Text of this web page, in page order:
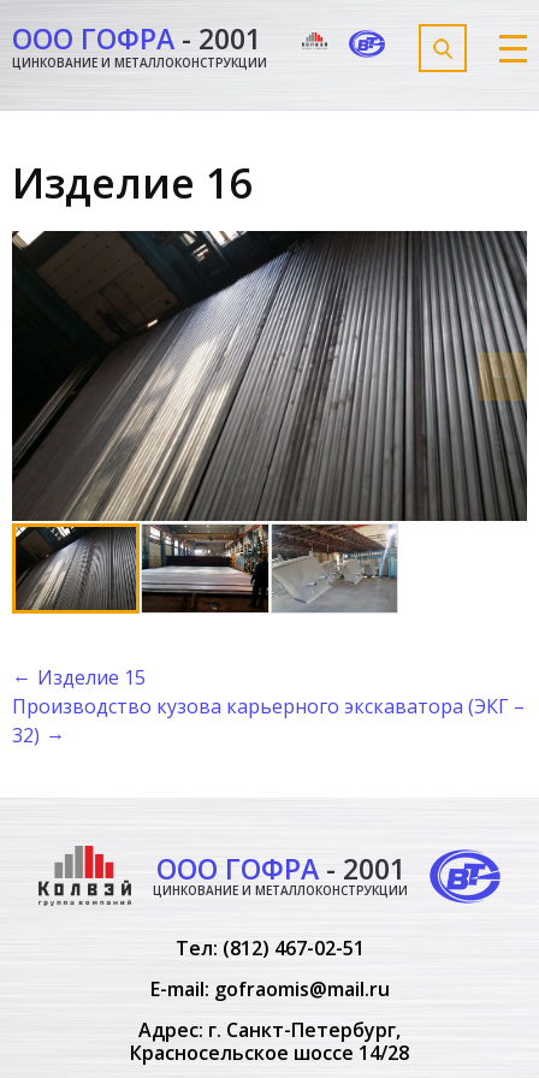
ООО ГОФРА - 2001
ЦИНКОВАНИЕ И МЕТАЛЛОКОНСТРУКЦИИ
Изделие 16
Изделие 15
Производство кузова карьерного экскаватора (ЭКГ –
32)
ООО ГОФРА- 2001
ЦИНКОВАНИЕ И МЕТАЛЛОКОНСТРУКЦИИ
Тел: (812) 467-02-51
E-mail: gofraomis@mail.ru
Адрес: г. Санкт-Петербург,
Красносельское шоссе 14/28